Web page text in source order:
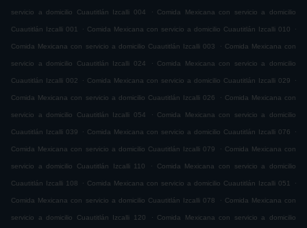
servicio a domicilio Cuautitlán Izcalli 004 . Comida Mexicana con servicio a domicilio
Cuautitlán Izcalli 001 . Comida Mexicana con servicio a domicilio Cuautitlán Izcalli 010 .
Comida Mexicana con servicio a domicilio Cuautitlán Izcalli 003 . Comida Mexicana con
servicio a domicilio Cuautitlán Izcalli 024 . Comida Mexicana con servicio a domicilio
Cuautitlán Izcalli 002 . Comida Mexicana con servicio a domicilio Cuautitlán Izcalli 029 .
Comida Mexicana con servicio a domicilio Cuautitlán Izcalli 026 . Comida Mexicana con
servicio a domicilio Cuautitlán Izcalli 054 . Comida Mexicana con servicio a domicilio
Cuautitlán Izcalli 039 . Comida Mexicana con servicio a domicilio Cuautitlán Izcalli 076 .
Comida Mexicana con servicio a domicilio Cuautitlán Izcalli 079 . Comida Mexicana con
servicio a domicilio Cuautitlán Izcalli 110 . Comida Mexicana con servicio a domicilio
Cuautitlán Izcalli 108 . Comida Mexicana con servicio a domicilio Cuautitlán Izcalli 051 .
Comida Mexicana con servicio a domicilio Cuautitlán Izcalli 078 . Comida Mexicana con
servicio a domicilio Cuautitlán Izcalli 120 . Comida Mexicana con servicio a domicilio